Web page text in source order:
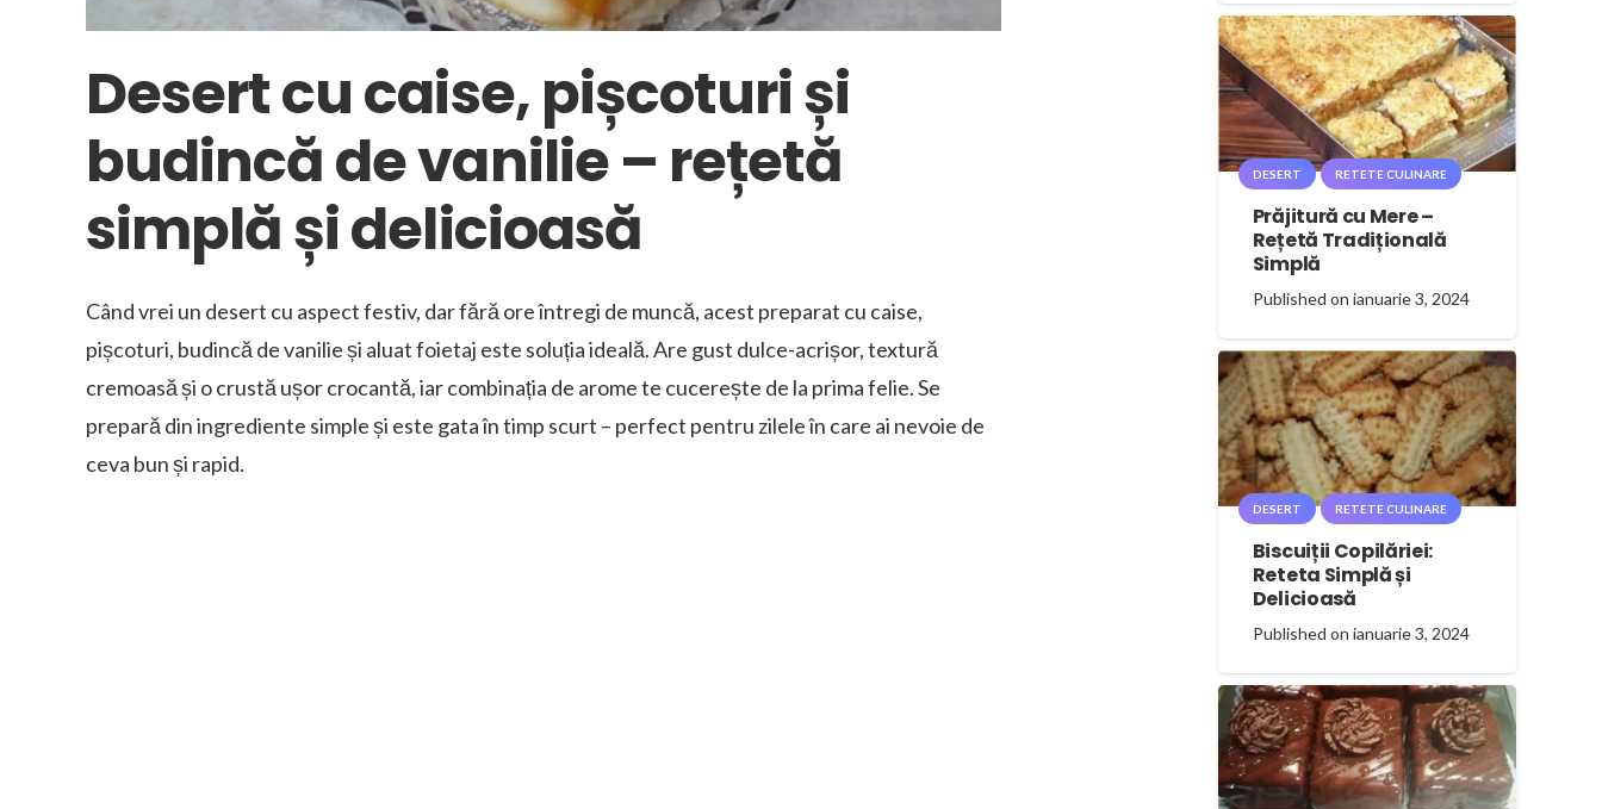
Desert cu caise, pișcoturi și
budincă de vanilie – rețetă
simplă și delicioasă
Când vrei un desert cu aspect festiv, dar fără ore întregi de muncă, acest preparat cu caise,
pișcoturi, budincă de vanilie și aluat foietaj este soluția ideală. Are gust dulce-acrișor, textură
cremoasă și o crustă ușor crocantă, iar combinația de arome te cucerește de la prima felie. Se
prepară din ingrediente simple și este gata în timp scurt – perfect pentru zilele în care ai nevoie de
ceva bun și rapid.
DESERT RETETE CULINARE
Prăjitură cu Mere –
Rețetă Tradițională
Simplă
Published on ianuarie 3, 2024
DESERT RETETE CULINARE
Biscuiții Copilăriei:
Reteta Simplă și
Delicioasă
Published on ianuarie 3, 2024